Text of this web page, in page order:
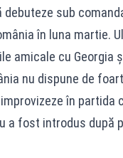
sub
în luna martie.
amicale cu Georgia
nu dispune de
în partida
a fost introdus după